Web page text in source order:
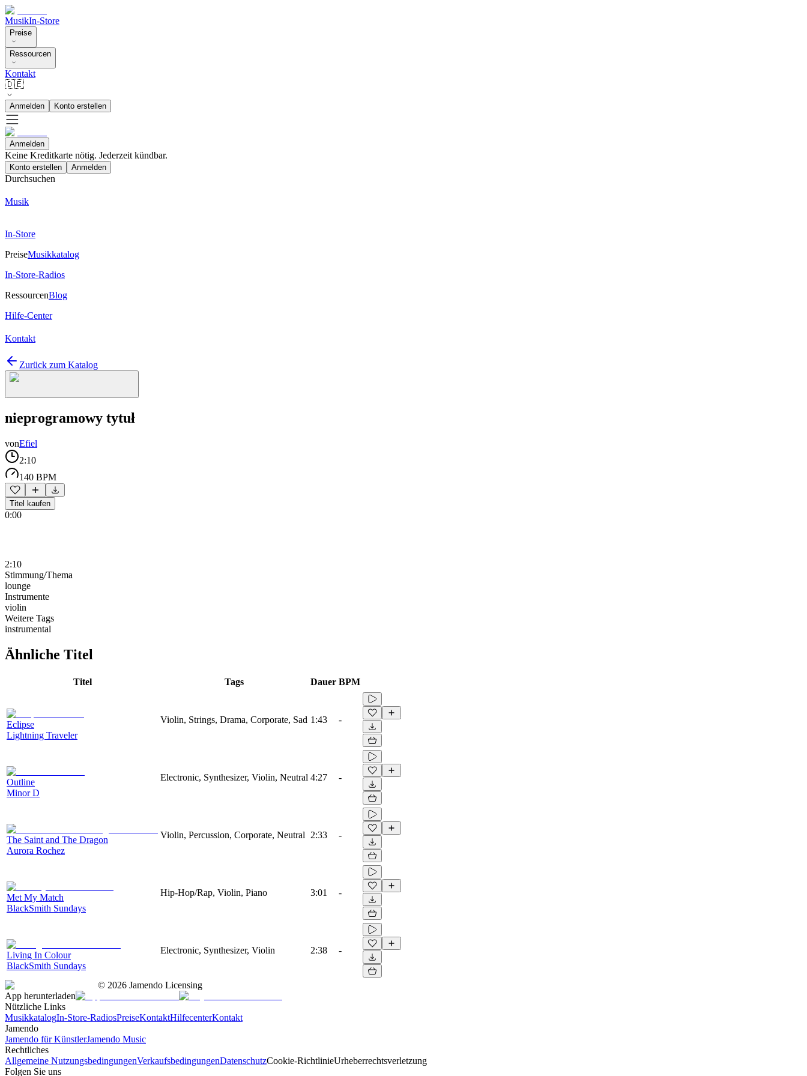
MusikIn-Store
Preise
Ressourcen
Kontakt
🇩🇪
Anmelden Konto erstellen
Anmelden
Keine Kreditkarte nötig. Jederzeit kündbar.
Konto erstellen Anmelden
Durchsuchen
Musik
In-Store
PreiseMusikkatalog
In-Store-Radios
RessourcenBlog
Hilfe-Center
Kontakt
Zurück zum Katalog
nieprogramowy tytuł
vonEfiel
2:10
140 BPM
Titel kaufen
0:00
2:10
Stimmung/Thema
lounge
Instrumente
violin
Weitere Tags
instrumental
Ähnliche Titel
Titel Tags Dauer BPM
Eclipse
Lightning Traveler
Violin, Strings, Drama, Corporate, Sad 1:43 -
Outline
Minor D
Electronic, Synthesizer, Violin, Neutral 4:27 -
The Saint and The Dragon
Aurora Rochez
Violin, Percussion, Corporate, Neutral 2:33 -
Met My Match
BlackSmith Sundays
Hip-Hop/Rap, Violin, Piano 3:01 -
Living In Colour
BlackSmith Sundays
Electronic, Synthesizer, Violin 2:38 -
© 2026 Jamendo Licensing
App herunterladen
Nützliche Links
MusikkatalogIn-Store-RadiosPreiseKontaktHilfecenterKontakt
Jamendo
Jamendo für KünstlerJamendo Music
Rechtliches
Allgemeine NutzungsbedingungenVerkaufsbedingungenDatenschutzCookie-RichtlinieUrheberrechtsverletzung
Folgen Sie uns